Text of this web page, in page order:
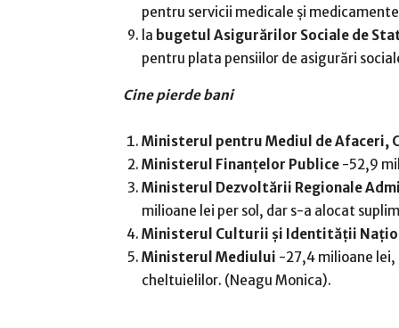
pentru servicii medicale şi
la bugetul Asigurărilor Sociale de
pentru plata pensiilor de asigurări
Cine pierde bani
Ministerul pentru Mediul de Afaceri,
Ministerul Finanţelor Publice -52,9
Ministerul Dezvoltării Regionale
milioane lei per sol, dar s-a alocat
Ministerul Culturii şi Identităţii
Ministerul Mediului -27,4 milioane lei,
cheltuielilor. (Neagu Monica).